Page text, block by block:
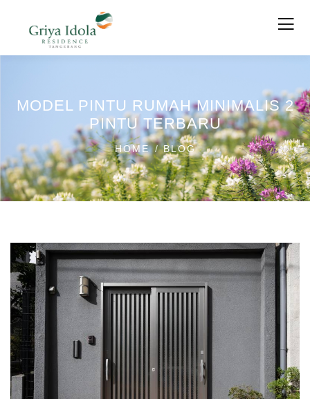
MODEL PINTU RUMAH MINIMALIS 2
PINTU TERBARU
HOME BLOG